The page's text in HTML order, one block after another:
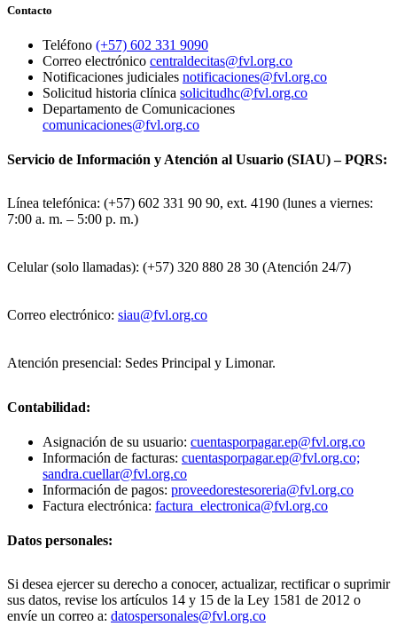
Contacto
Teléfono (+57) 602 331 9090
Correo electrónico centraldecitas@fvl.org.co
Notificaciones judiciales notificaciones@fvl.org.co
Solicitud historia clínica solicitudhc@fvl.org.co
Departamento de Comunicaciones
comunicaciones@fvl.org.co
Servicio de Información y Atención al Usuario (SIAU) – PQRS:
Línea telefónica: (+57) 602 331 90 90, ext. 4190 (lunes a viernes:
7:00 a. m. – 5:00 p. m.)
Celular (solo llamadas): (+57) 320 880 28 30 (Atención 24/7)
Correo electrónico: siau@fvl.org.co
Atención presencial: Sedes Principal y Limonar.
Contabilidad:
Asignación de su usuario: cuentasporpagar.ep@fvl.org.co
Información de facturas: cuentasporpagar.ep@fvl.org.co;
sandra.cuellar@fvl.org.co
Información de pagos: proveedorestesoreria@fvl.org.co
Factura electrónica: factura_electronica@fvl.org.co
Datos personales:
Si desea ejercer su derecho a conocer, actualizar, rectificar o suprimir
sus datos, revise los artículos 14 y 15 de la Ley 1581 de 2012 o
envíe un correo a: datospersonales@fvl.org.co